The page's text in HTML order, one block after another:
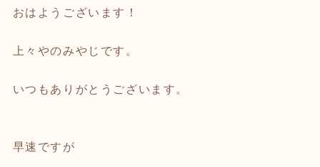
おはようございます！
上々やのみやじです。
いつもありがとうございます。
早速ですが